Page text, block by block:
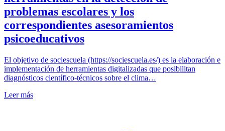
problemas escolares y los
correspondientes asesoramientos
psicoeducativos
El objetivo de sociescuela (https://sociescuela.es/) es la elaboración e
implementación de herramientas digitalizadas que posibilitan
diagnósticos científico-técnicos sobre el clima…
Leer más